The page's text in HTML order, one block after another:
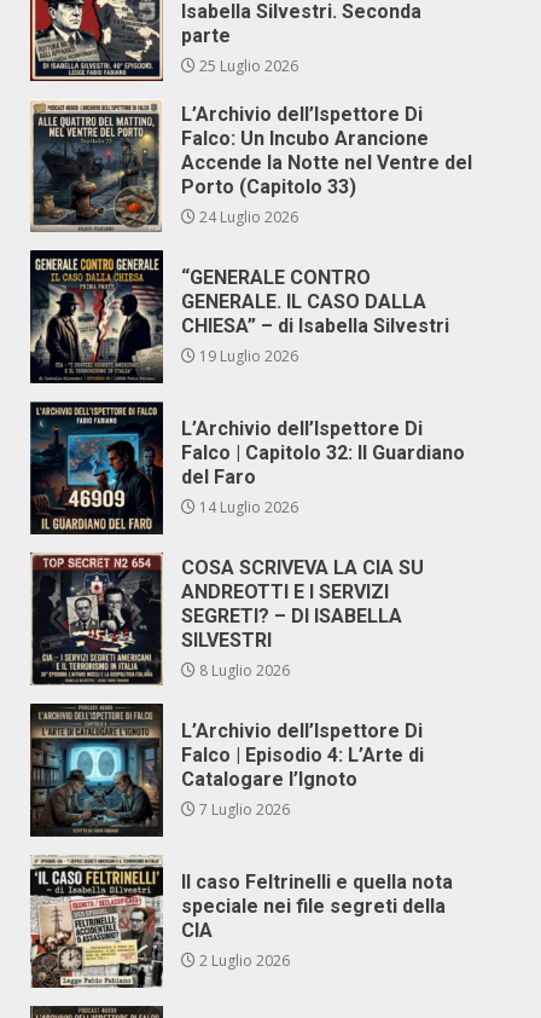
Isabella Silvestri. Seconda
parte
25 Luglio 2026
L’Archivio dell’Ispettore Di
Falco: Un Incubo Arancione
Accende la Notte nel Ventre del
Porto (Capitolo 33)
24 Luglio 2026
“GENERALE CONTRO
GENERALE. IL CASO DALLA
CHIESA” – di Isabella Silvestri
19 Luglio 2026
L’Archivio dell’Ispettore Di
Falco | Capitolo 32: Il Guardiano
del Faro
14 Luglio 2026
COSA SCRIVEVA LA CIA SU
ANDREOTTI E I SERVIZI
SEGRETI? – DI ISABELLA
SILVESTRI
8 Luglio 2026
L’Archivio dell’Ispettore Di
Falco | Episodio 4: L’Arte di
Catalogare l’Ignoto
7 Luglio 2026
Il caso Feltrinelli e quella nota
speciale nei file segreti della
CIA
2 Luglio 2026